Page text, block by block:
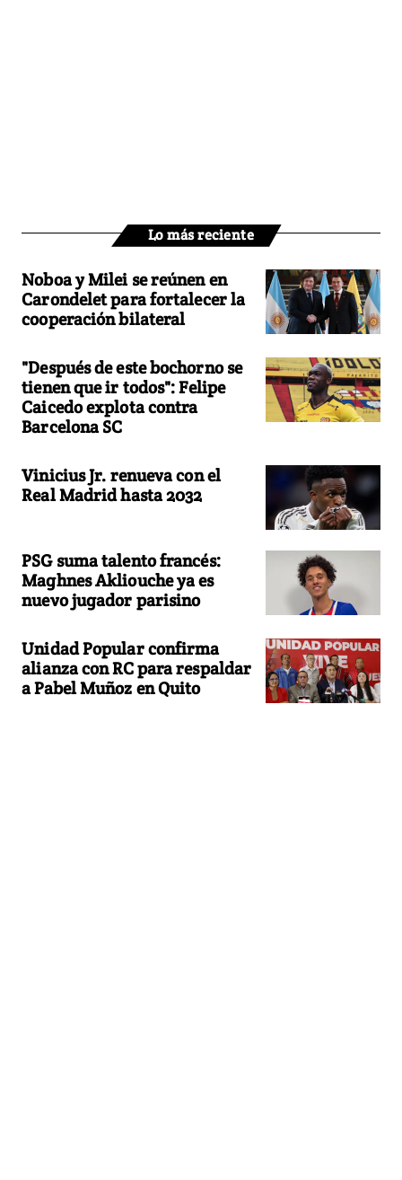
Lo más reciente
Noboa y Milei se reúnen en
Carondelet para fortalecer la
cooperación bilateral
"Después de este bochorno se
tienen que ir todos": Felipe
Caicedo explota contra
Barcelona SC
Vinicius Jr. renueva con el
Real Madrid hasta 2032
PSG suma talento francés:
Maghnes Akliouche ya es
nuevo jugador parisino
Unidad Popular confirma
alianza con RC para respaldar
a Pabel Muñoz en Quito